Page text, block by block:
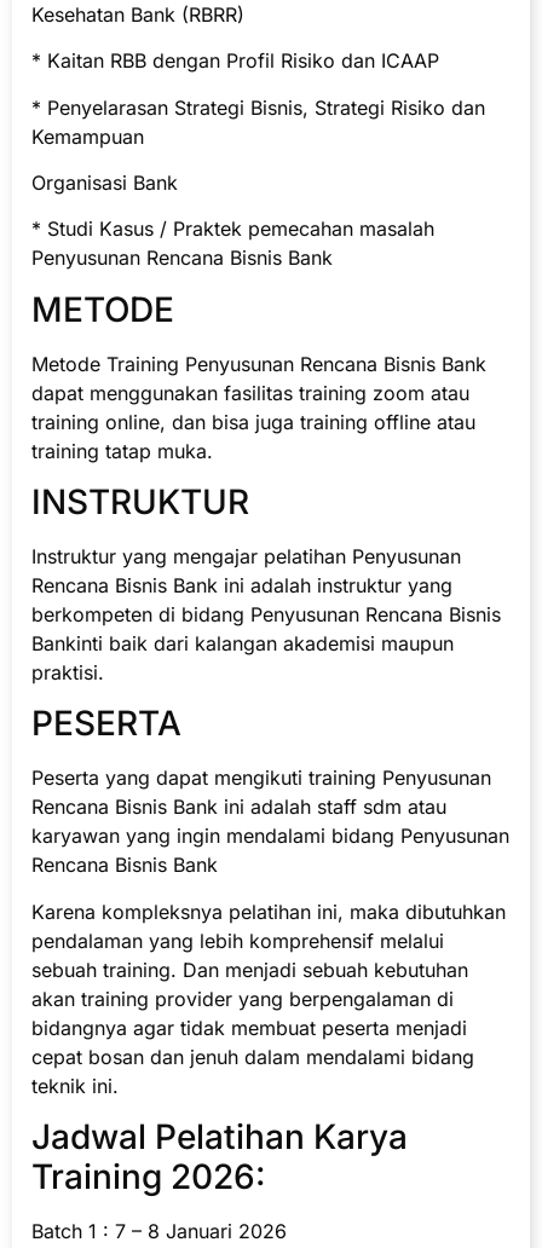
Kesehatan Bank (RBRR)
* Kaitan RBB dengan Profil Risiko dan ICAAP
* Penyelarasan Strategi Bisnis, Strategi Risiko dan
Kemampuan
Organisasi Bank
* Studi Kasus / Praktek pemecahan masalah
Penyusunan Rencana Bisnis Bank
METODE
Metode Training Penyusunan Rencana Bisnis Bank
dapat menggunakan fasilitas training zoom atau
training online, dan bisa juga training offline atau
training tatap muka.
INSTRUKTUR
Instruktur yang mengajar pelatihan Penyusunan
Rencana Bisnis Bank ini adalah instruktur yang
berkompeten di bidang Penyusunan Rencana Bisnis
Bankinti baik dari kalangan akademisi maupun
praktisi.
PESERTA
Peserta yang dapat mengikuti training Penyusunan
Rencana Bisnis Bank ini adalah staff sdm atau
karyawan yang ingin mendalami bidang Penyusunan
Rencana Bisnis Bank
Karena kompleksnya pelatihan ini, maka dibutuhkan
pendalaman yang lebih komprehensif melalui
sebuah training. Dan menjadi sebuah kebutuhan
akan training provider yang berpengalaman di
bidangnya agar tidak membuat peserta menjadi
cepat bosan dan jenuh dalam mendalami bidang
teknik ini.
Jadwal Pelatihan Karya
Training 2026:
Batch 1 : 7 – 8 Januari 2026